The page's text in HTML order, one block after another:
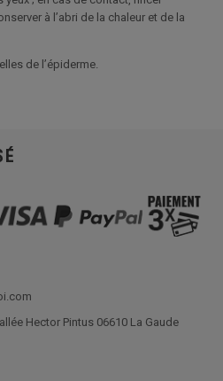
à l’abri de la chaleur et de la
de l’épiderme.
Hector Pintus 06610 La Gaude